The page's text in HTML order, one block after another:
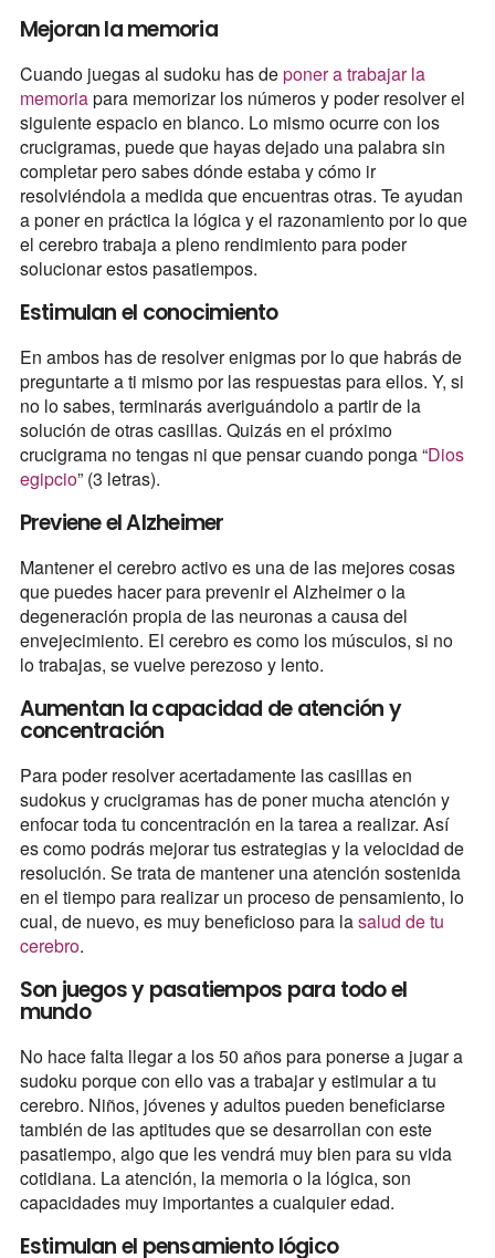
Mejoran la memoria
Cuando juegas al sudoku has deponer a trabajar la
memoriapara memorizar los números y poder resolver el
siguiente espacio en blanco. Lo mismo ocurre con los
crucigramas, puede que hayas dejado una palabra sin
completar pero sabes dónde estaba y cómo ir
resolviéndola a medida que encuentras otras. Te ayudan
a poner en práctica la lógica y el razonamiento por lo que
el cerebro trabaja a pleno rendimiento para poder
solucionar estos pasatiempos.
Estimulan el conocimiento
En ambos has de resolver enigmas por lo que habrás de
preguntarte a ti mismo por las respuestas para ellos. Y, si
no lo sabes, terminarás averiguándolo a partir de la
solución de otras casillas. Quizás en el próximo
crucigrama no tengas ni que pensar cuando ponga “Dios
egipcio” (3 letras).
Previene el Alzheimer
Mantener el cerebro activo es una de las mejores cosas
que puedes hacer para prevenir el Alzheimer o la
degeneración propia de las neuronas a causa del
envejecimiento. El cerebro es como los músculos, si no
lo trabajas, se vuelve perezoso y lento.
Aumentan la capacidad de atención y
concentración
Para poder resolver acertadamente las casillas en
sudokus y crucigramas has de poner mucha atención y
enfocar toda tu concentración en la tarea a realizar. Así
es como podrás mejorar tus estrategias y la velocidad de
resolución. Se trata de mantener una atención sostenida
en el tiempo para realizar un proceso de pensamiento, lo
cual, de nuevo, es muy beneficioso para lasalud de tu
cerebro.
Son juegos y pasatiempos para todo el
mundo
No hace falta llegar a los 50 años para ponerse a jugar a
sudoku porque con ello vas a trabajar y estimular a tu
cerebro. Niños, jóvenes y adultos pueden beneficiarse
también de las aptitudes que se desarrollan con este
pasatiempo, algo que les vendrá muy bien para su vida
cotidiana. La atención, la memoria o la lógica, son
capacidades muy importantes a cualquier edad.
Estimulan el pensamiento lógico